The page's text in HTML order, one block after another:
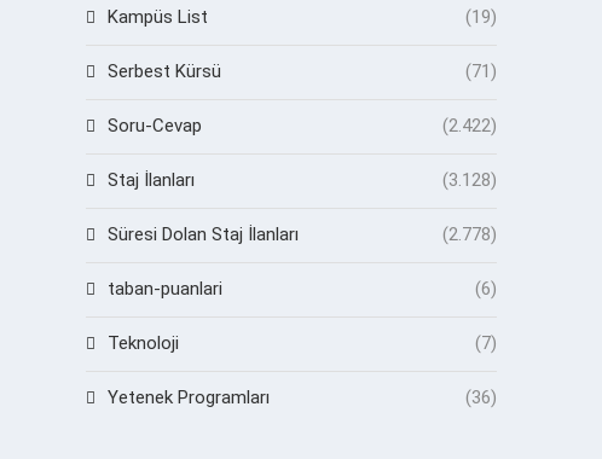
Kampüs List (19)
Serbest Kürsü (71)
Soru-Cevap (2.422)
Staj İlanları (3.128)
Süresi Dolan Staj İlanları (2.778)
taban-puanlari (6)
Teknoloji (7)
Yetenek Programları (36)